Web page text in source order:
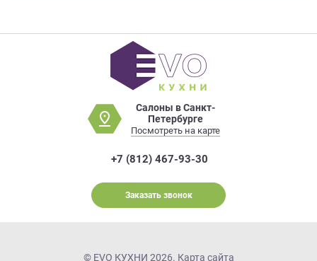
Салоны в Санкт-
Петербурге
Посмотреть на карте
+7 (812) 467-93-30
Заказать звонок
© EVO КУХНИ 2026. Карта сайта